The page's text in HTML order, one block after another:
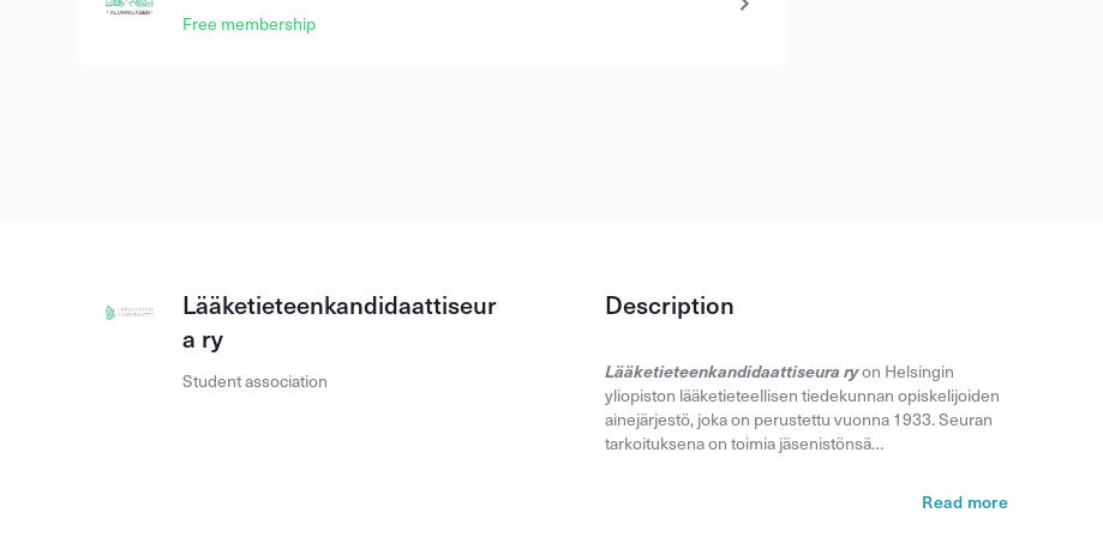
Free membership
Lääketieteenkandidaattiseur
a ry
Student association
Description
Lääketieteenkandidaattiseura ryon Helsingin
yliopiston lääketieteellisen tiedekunnan opiskelijoiden
ainejärjestö, joka on perustettu vuonna 1933. Seuran
tarkoituksena on toimia jäsenistönsä…
Read more